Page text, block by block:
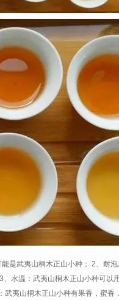
是武夷山桐木正山小种； 2、耐
水温：武夷山桐木正山小种可以
夷山桐木正山小种有果香，蜜香